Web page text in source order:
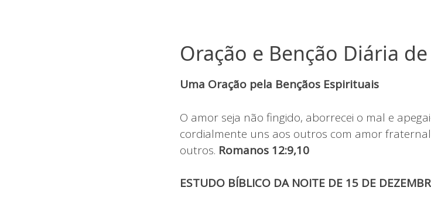
Oração e Benção Diária
Uma Oração pela Bençãos Espirituais
O amor seja não fingido, aborrecei o mal e
cordialmente uns aos outros com amor
outros. Romanos 12:9,10
ESTUDO BÍBLICO DA NOITE DE 15 DE